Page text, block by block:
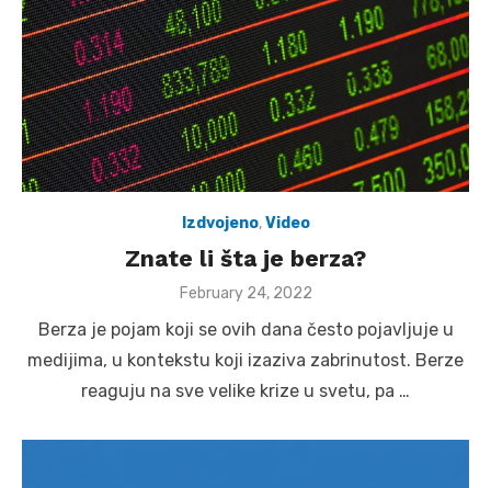
Izdvojeno,Video
Znate li šta je berza?
Posted
February 24, 2022
Berza je pojam koji se ovih dana često pojavljuje u
medijima, u kontekstu koji izaziva zabrinutost. Berze
reaguju na sve velike krize u svetu, pa …